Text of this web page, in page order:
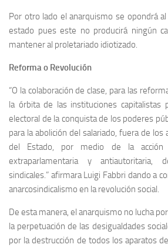
Por otro lado el anarquismo se opondrá
estado pues este no producirá ningún
mantener al proletariado idiotizado.
Reforma o Revolución
“O la colaboración de clase, para las
la órbita de las instituciones capitalistas
electoral de la conquista de los poderes
para la abolición del salariado, fuera de
del Estado, por medio de la acción
extraparlamentaria y antiautoritaria,
sindicales.” afirmara Luigi Fabbri dando a
anarcosindicalismo en la revolución social.
De esta manera, el anarquismo no lucha
la perpetuación de las desigualdades
por la destrucción de todos los aparatos